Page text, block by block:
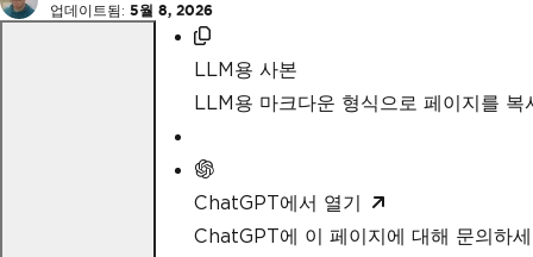
업데이트됨: 5월 8, 2026
LLM용 사본
LLM용 마크다운 형식으로 페이지를 복
ChatGPT에서 열기
ChatGPT에 이 페이지에 대해 문의하